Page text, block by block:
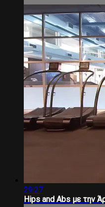
29:27
Hips and Abs με την